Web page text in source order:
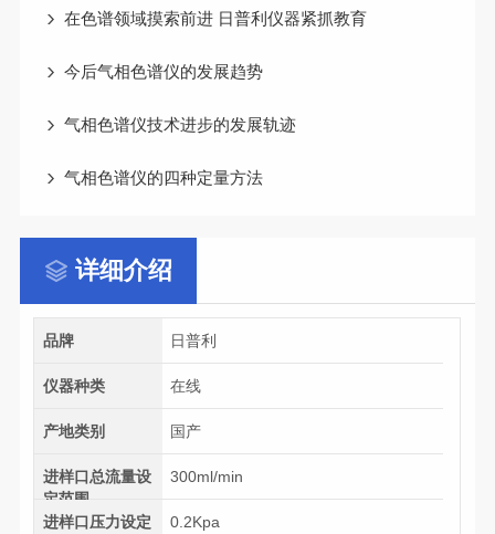
在色谱领域摸索前进 日普利仪器紧抓教育
今后气相色谱仪的发展趋势
气相色谱仪技术进步的发展轨迹
气相色谱仪的四种定量方法
详细介绍
品牌 日普利
仪器种类 在线
产地类别 国产
进样口总流量设
定范围
300ml/min
进样口压力设定
0.2Kpa